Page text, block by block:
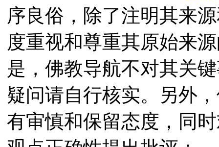
序良俗，除了注明其来
度重视和尊重其原始来
是，佛教导航不对其关
疑问请自行核实。另外
有审慎和保留态度，同